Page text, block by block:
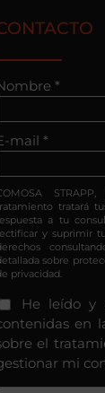
*
mail *
tratará
a tu
y suprimir
sobre
privacidad.
He leído y
en
el
mi